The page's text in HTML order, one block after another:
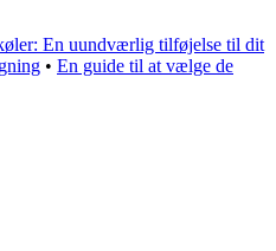
En uundværlig tilføjelse til dit
• En guide til at vælge de